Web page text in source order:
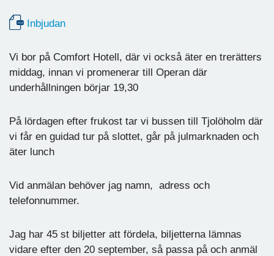
Inbjudan
Vi bor på Comfort Hotell, där vi också äter en trerätters
middag, innan vi promenerar till Operan där
underhållningen börjar 19,30
På lördagen efter frukost tar vi bussen till Tjolöholm där
vi får en guidad tur på slottet, går på julmarknaden och
äter lunch
Vid anmälan behöver jag namn, adress och
telefonnummer.
Jag har 45 st biljetter att fördela, biljetterna lämnas
vidare efter den 20 september, så passa på och anmäl